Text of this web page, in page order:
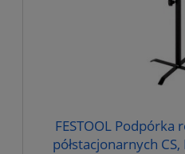
FESTOOL Podpórka
półstacjonarnych CS,